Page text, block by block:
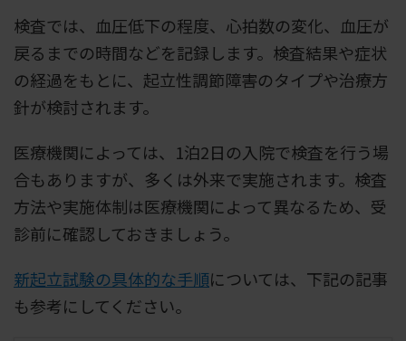
検査では、血圧低下の程度、心拍数の変化、血圧が
戻るまでの時間などを記録します。検査結果や症状
の経過をもとに、起立性調節障害のタイプや治療方
針が検討されます。
医療機関によっては、1泊2日の入院で検査を行う場
合もありますが、多くは外来で実施されます。検査
方法や実施体制は医療機関によって異なるため、受
診前に確認しておきましょう。
新起立試験の具体的な手順については、下記の記事
も参考にしてください。